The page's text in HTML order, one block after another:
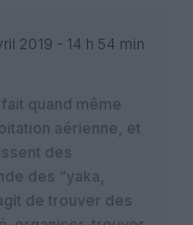
2019 - 14 h 54 min
quand même
aérienne, et
des
des “yaka,
de trouver des